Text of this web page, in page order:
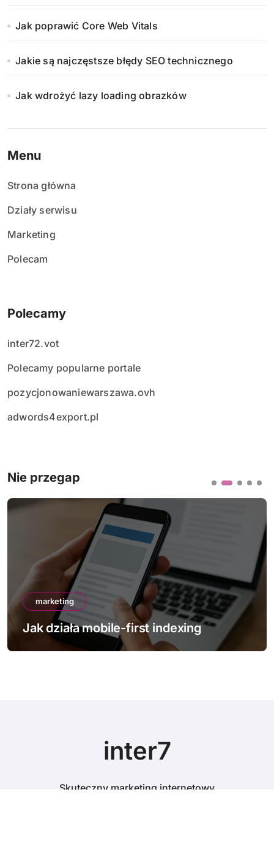
Jak poprawić Core Web Vitals
Jakie są najczęstsze błędy SEO technicznego
Jak wdrożyć lazy loading obrazków
Menu
Strona główna
Działy serwisu
Marketing
Polecam
Polecamy
inter72.vot
Polecamy popularne portale
pozycjonowaniewarszawa.ovh
adwords4export.pl
Nie przegap
marketing
Jak poprawić Core Web
inter7
Skuteczny marketing internetowy